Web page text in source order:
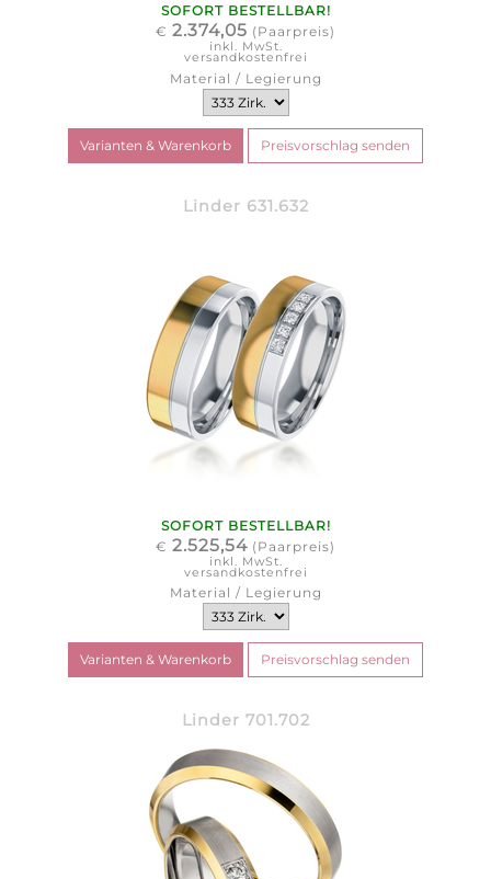
SOFORT BESTELLBAR!
€ 2.374,05 (Paarpreis)
inkl. MwSt.
versandkostenfrei
Material / Legierung
Linder 631.632
SOFORT BESTELLBAR!
€ 2.525,54 (Paarpreis)
inkl. MwSt.
versandkostenfrei
Material / Legierung
Linder 701.702